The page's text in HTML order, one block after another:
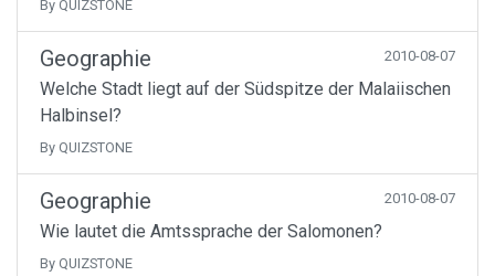
By QUIZSTONE
Geographie 2010-08-07
Welche Stadt liegt auf der Südspitze der Malaiischen
Halbinsel?
By QUIZSTONE
Geographie 2010-08-07
Wie lautet die Amtssprache der Salomonen?
By QUIZSTONE